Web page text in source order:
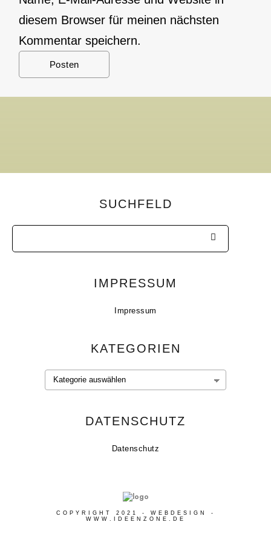
diesem Browser für meinen nächsten
Kommentar speichern.
SUCHFELD
IMPRESSUM
Impressum
KATEGORIEN
Kategorien
DATENSCHUTZ
Datenschutz
COPYRIGHT 2021 - WEBDESIGN -
WWW.IDEENZONE.DE